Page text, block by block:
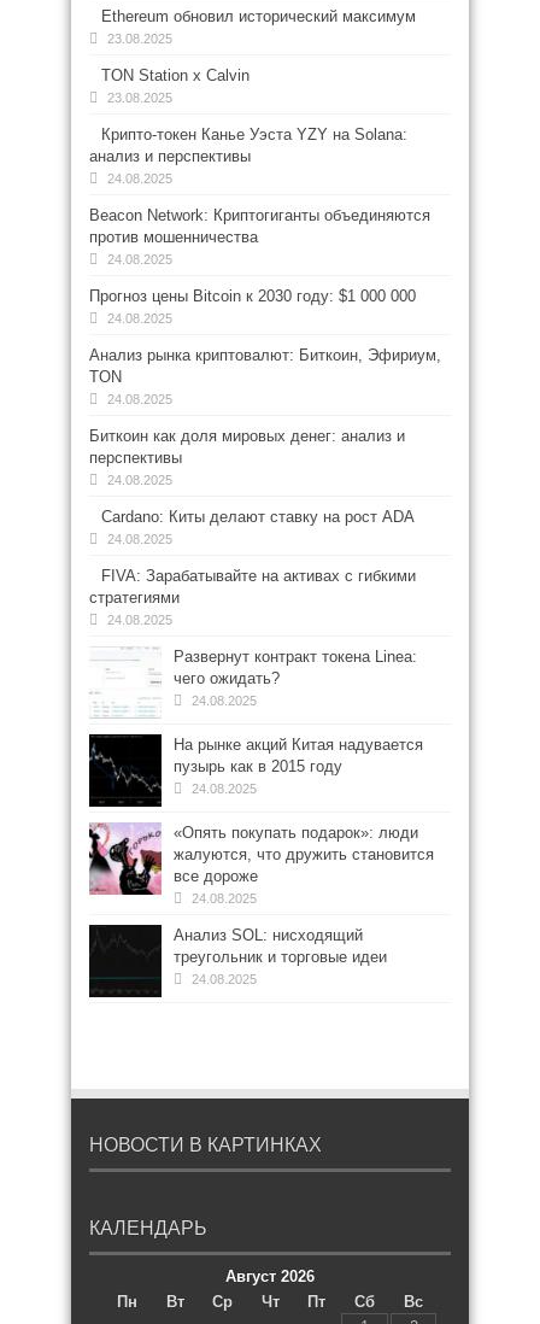
Ethereum обновил исторический максимум
23.08.2025
TON Station x Calvin
23.08.2025
Крипто-токен Канье Уэста YZY на Solana:
анализ и перспективы
24.08.2025
Beacon Network: Криптогиганты объединяются
против мошенничества
24.08.2025
Прогноз цены Bitcoin к 2030 году: $1 000 000
24.08.2025
Анализ рынка криптовалют: Биткоин, Эфириум,
TON
24.08.2025
Биткоин как доля мировых денег: анализ и
перспективы
24.08.2025
Cardano: Киты делают ставку на рост ADA
24.08.2025
FIVA: Зарабатывайте на активах с гибкими
стратегиями
24.08.2025
Развернут контракт токена Linea:
чего ожидать?
24.08.2025
На рынке акций Китая надувается
пузырь как в 2015 году
24.08.2025
«Опять покупать подарок»: люди
жалуются, что дружить становится
все дороже
24.08.2025
Анализ SOL: нисходящий
треугольник и торговые идеи
24.08.2025
НОВОСТИ В КАРТИНКАХ
КАЛЕНДАРЬ
Август 2026
Пн
Вт Ср Чт Пт Сб
Вс